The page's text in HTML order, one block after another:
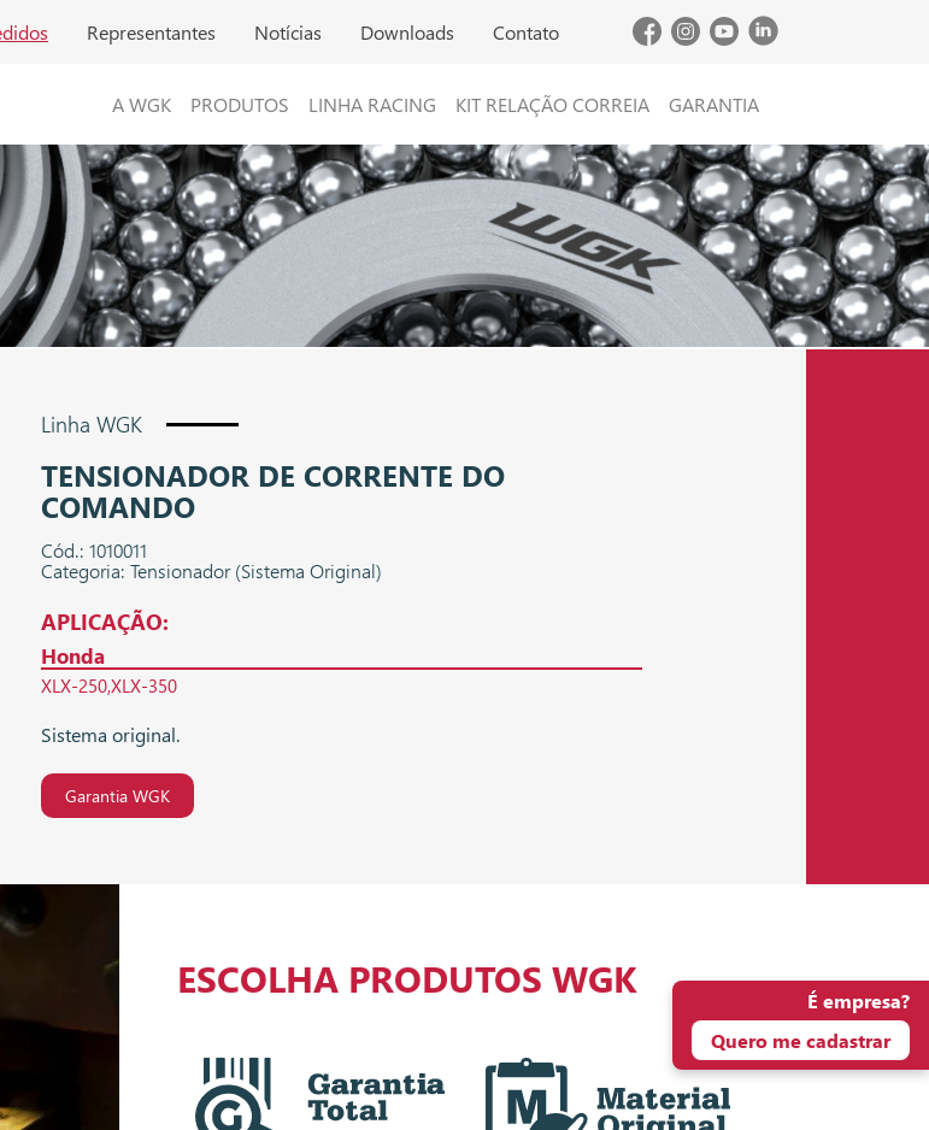
Representantes Notícias Downloads Contato
A WGK PRODUTOS LINHA RACING KIT RELAÇÃO CORREIA GARANTIA
Linha WGK
TENSIONADOR DE CORRENTE DO
COMANDO
Cód.: 1010011
Categoria: Tensionador (Sistema Original)
APLICAÇÃO:
Honda
XLX-250XLX-350
Sistema original.
Garantia WGK
ESCOLHA PRODUTOS WGK
É empresa?
Quero me cadastrar